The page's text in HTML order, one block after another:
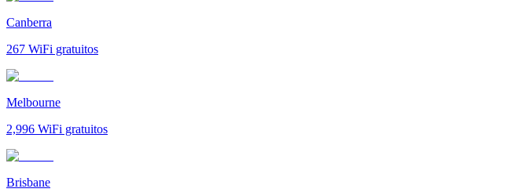
Canberra
267 WiFi gratuitos
Melbourne
2,996 WiFi gratuitos
Brisbane